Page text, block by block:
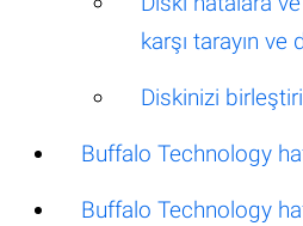
karşı tarayın ve
Diskinizi
Buffalo Technology
Buffalo Technology